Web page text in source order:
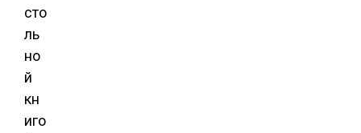
сто
ль
но
й
кн
иго